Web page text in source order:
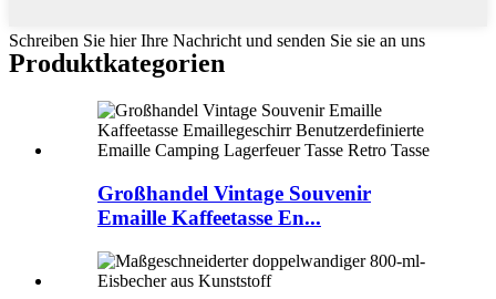
Schreiben Sie hier Ihre Nachricht und senden Sie sie an uns
Produktkategorien
Großhandel Vintage Souvenir
Emaille Kaffeetasse En...